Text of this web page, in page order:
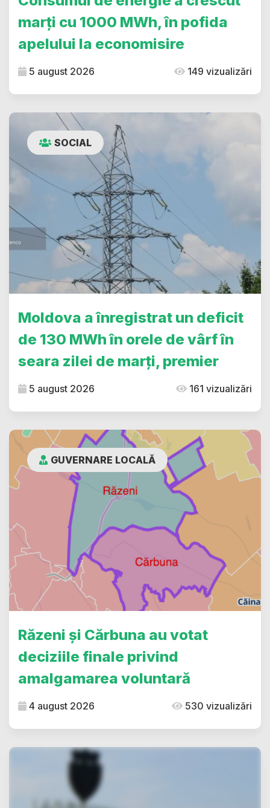
marți cu 1000 MWh, în pofida
apelului la economisire
5 august 2026 149 vizualizări
SOCIAL
Moldova a înregistrat un deficit
de 130 MWh în orele de vârf în
seara zilei de marți, premier
5 august 2026 161 vizualizări
GUVERNARE LOCALĂ
Răzeni și Cărbuna au votat
deciziile finale privind
amalgamarea voluntară
4 august 2026 530 vizualizări